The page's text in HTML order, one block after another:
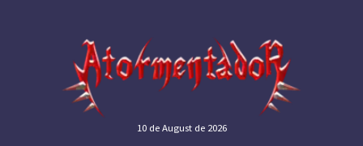
10 de August de 2026